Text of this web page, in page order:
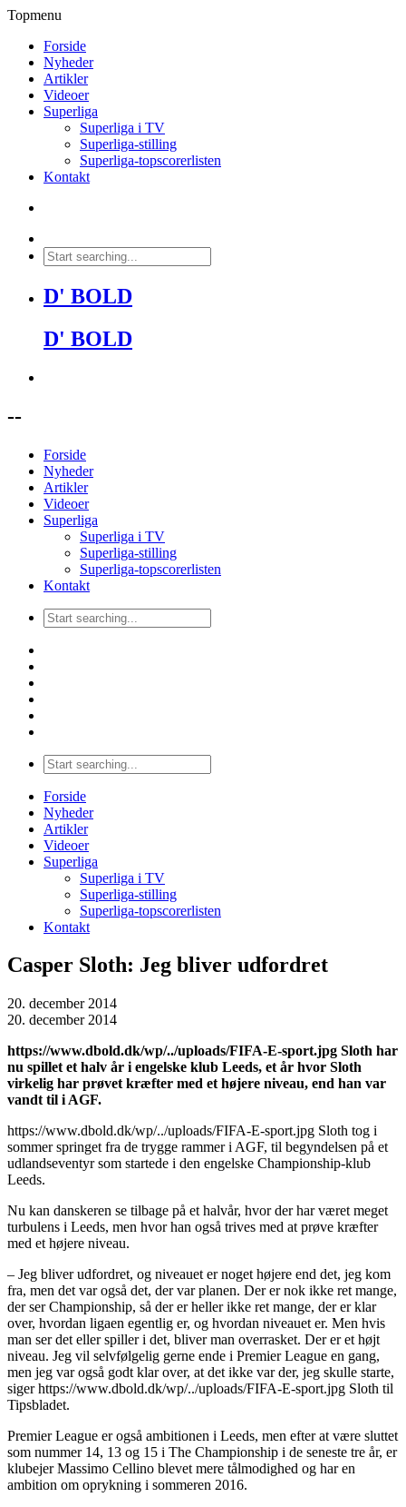
Topmenu
Forside
Nyheder
Artikler
Videoer
Superliga
Superliga i TV
Superliga-stilling
Superliga-topscorerlisten
Kontakt
D' BOLD
D' BOLD
--
Forside
Nyheder
Artikler
Videoer
Superliga
Superliga i TV
Superliga-stilling
Superliga-topscorerlisten
Kontakt
Forside
Nyheder
Artikler
Videoer
Superliga
Superliga i TV
Superliga-stilling
Superliga-topscorerlisten
Kontakt
Casper Sloth: Jeg bliver udfordret
20. december 2014
20. december 2014
https://www.dbold.dk/wp/../uploads/FIFA-E-sport.jpg Sloth har
nu spillet et halv år i engelske klub Leeds, et år hvor Sloth
virkelig har prøvet kræfter med et højere niveau, end han var
vandt til i AGF.
https://www.dbold.dk/wp/../uploads/FIFA-E-sport.jpg Sloth tog i
sommer springet fra de trygge rammer i AGF, til begyndelsen på et
udlandseventyr som startede i den engelske Championship-klub
Leeds.
Nu kan danskeren se tilbage på et halvår, hvor der har været meget
turbulens i Leeds, men hvor han også trives med at prøve kræfter
med et højere niveau.
– Jeg bliver udfordret, og niveauet er noget højere end det, jeg kom
fra, men det var også det, der var planen. Der er nok ikke ret mange,
der ser Championship, så der er heller ikke ret mange, der er klar
over, hvordan ligaen egentlig er, og hvordan niveauet er. Men hvis
man ser det eller spiller i det, bliver man overrasket. Der er et højt
niveau. Jeg vil selvfølgelig gerne ende i Premier League en gang,
men jeg var også godt klar over, at det ikke var der, jeg skulle starte,
siger https://www.dbold.dk/wp/../uploads/FIFA-E-sport.jpg Sloth til
Tipsbladet.
Premier League er også ambitionen i Leeds, men efter at være sluttet
som nummer 14, 13 og 15 i The Championship i de seneste tre år, er
klubejer Massimo Cellino blevet mere tålmodighed og har en
ambition om oprykning i sommeren 2016.